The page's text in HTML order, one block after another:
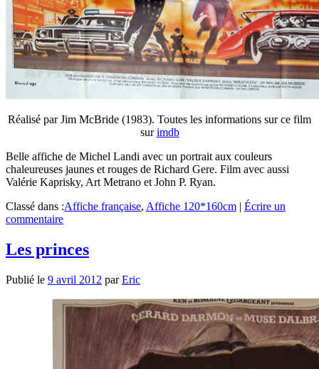
Réalisé par Jim McBride (1983). Toutes les informations sur ce film
surimdb
Belle affiche de Michel Landi avec un portrait aux couleurs
chaleureuses jaunes et rouges de Richard Gere. Film avec aussi
Valérie Kaprisky, Art Metrano et John P. Ryan.
Classé dans :Affiche française, Affiche 120*160cm | Écrire un
commentaire
Les princes
Publié le 9 avril 2012 parEric